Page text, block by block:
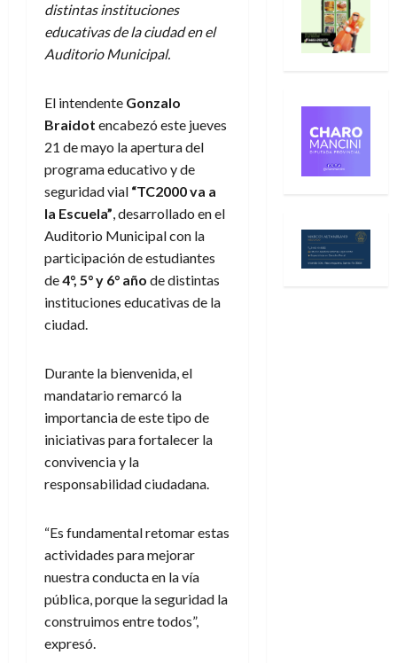
distintas instituciones
educativas de la ciudad en el
Auditorio Municipal.
El intendente Gonzalo
Braidot encabezó este jueves
21 de mayo la apertura del
programa educativo y de
seguridad vial “TC2000 va a
la Escuela”, desarrollado en el
Auditorio Municipal con la
participación de estudiantes
de4°, 5° y 6° año de distintas
instituciones educativas de la
ciudad.
Durante la bienvenida, el
mandatario remarcó la
importancia de este tipo de
iniciativas para fortalecer la
convivencia y la
responsabilidad ciudadana.
“Es fundamental retomar estas
actividades para mejorar
nuestra conducta en la vía
pública, porque la seguridad la
construimos entre todos”,
expresó.